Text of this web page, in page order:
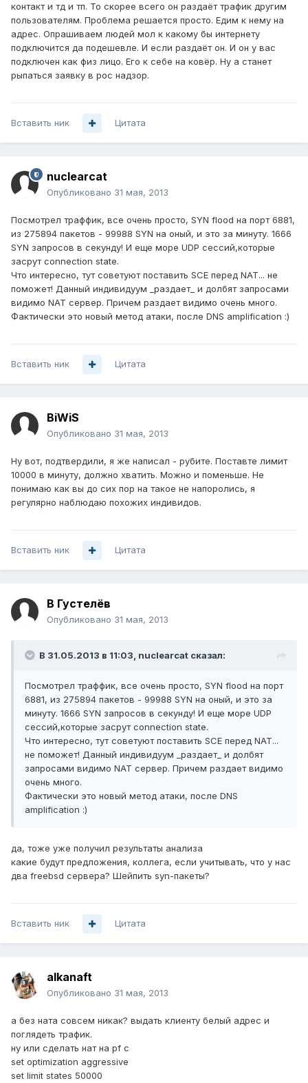
контакт и тд и тп. То скорее всего он раздаёт трафик другим
пользователям. Проблема решается просто. Едим к нему на
адрес. Опрашиваем людей мол к какому бы интернету
подключится да подешевле. И если раздаёт он. И он у вас
подключен как физ лицо. Его к себе на ковёр. Ну а станет
рыпаться заявку в рос надзор.
Вставить ник Цитата
nuclearcat
Опубликовано 31 мая, 2013
Посмотрел траффик, все очень просто, SYN flood на порт 6881,
из 275894 пакетов - 99988 SYN на оный, и это за минуту. 1666
SYN запросов в секунду! И еще море UDP сессий,которые
засрут connection state.
Что интересно, тут советуют поставить SCE перед NAT... не
поможет! Данный индивидуум _раздает_ и долбят запросами
видимо NAT сервер. Причем раздает видимо очень много.
Фактически это новый метод атаки, после DNS amplification :)
Вставить ник Цитата
BiWiS
Опубликовано 31 мая, 2013
Ну вот, подтвердили, я же написал - рубите. Поставте лимит
10000 в минуту, должно хватить. Можно и поменьше. Не
понимаю как вы до сих пор на такое не напоролись, я
регулярно наблюдаю похожих индивидов.
Вставить ник Цитата
В Густелёв
Опубликовано 31 мая, 2013
В 31.05.2013 в 11:03, nuclearcat сказал:
Посмотрел траффик, все очень просто, SYN flood на порт
6881, из 275894 пакетов - 99988 SYN на оный, и это за
минуту. 1666 SYN запросов в секунду! И еще море UDP
сессий,которые засрут connection state.
Что интересно, тут советуют поставить SCE перед NAT...
не поможет! Данный индивидуум _раздает_ и долбят
запросами видимо NAT сервер. Причем раздает видимо
очень много.
Фактически это новый метод атаки, после DNS
amplification :)
да, тоже уже получил результаты анализа
какие будут предложения, коллега, если учитывать, что у нас
два freebsd сервера? Шейпить syn-пакеты?
Вставить ник Цитата
alkanaft
Опубликовано 31 мая, 2013
а без ната совсем никак? выдать клиенту белый адрес и
поглядеть трафик.
ну или сделать нат на pf c
set optimization aggressive
set limit states 50000